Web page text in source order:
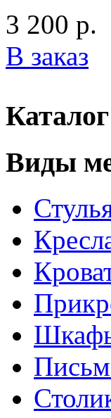
3 200 р.
В заказ
Каталог
Виды